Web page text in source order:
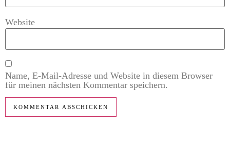
Website
Name, E-Mail-Adresse und Website in diesem Browser
für meinen nächsten Kommentar speichern.